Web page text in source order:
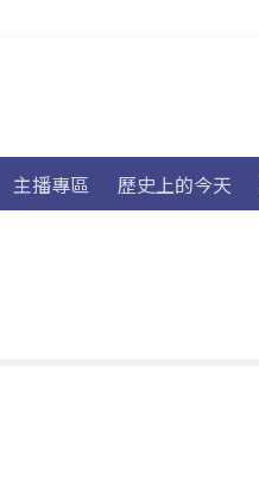
主播專區 歷史上的今天